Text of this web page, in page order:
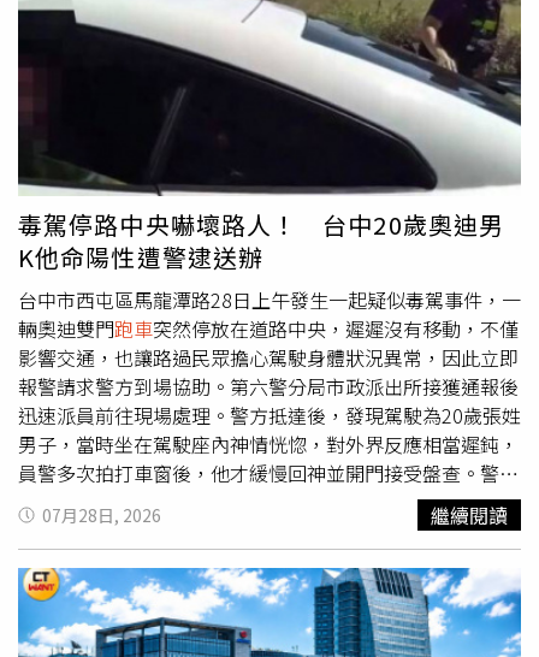
急性硬膜上出血、氣腦與眼耳出血，緊急開刀後才保住一
命，但仍對宋男造成不可回復之嚴重傷害。案經檢察官起訴
後，主嫌張敦量一、二審均遭判刑有期徒刑9年，最終放棄
上訴，並在2023年底入獄，另，共犯李韋霖、陳勁豪一審
均遭判有期徒刑4年8月，案經上訴至二審後改判有期徒刑3
年，並經最高法院撤銷發回後，更一審改判2人各有期徒刑3
年10月；全案再上訴後，最高法院31日駁回上訴，全案定
讞。然而被打的宋姓男大生至今仍受有相當嚴重之傷害，面
對全案定讞，31日宋母受訪時坦言，兒子至今對於情緒控管
與反射動作均有影響，還有慢慢復健路要走，且兒子的學業
也因此延宕，「目前還無法順利畢業」，兒子的視力目前也
有斜視問題，「可能一輩子都無法再恢復正常了，他也必須
去學習適應這樣的眼睛」。
毒駕停路中央嚇壞路人！ 台中20歲奧迪男
K他命陽性遭警逮送辦
台中市西屯區馬龍潭路28日上午發生一起疑似毒駕事件，一
輛奧迪雙門跑車突然停放在道路中央，遲遲沒有移動，不僅
影響交通，也讓路過民眾擔心駕駛身體狀況異常，因此立即
報警請求警方到場協助。第六警分局市政派出所接獲通報後
迅速派員前往現場處理。警方抵達後，發現駕駛為20歲張姓
男子，當時坐在駕駛座內神情恍惚，對外界反應相當遲鈍，
員警多次拍打車窗後，他才緩慢回神並開門接受盤查。警方
觀察其精神狀況明顯異常，擔心若繼續駕駛車輛，恐危及其
他用路人的生命安全，因此依法將張男帶回派出所進一步調
查。經警方實施唾液毒品篩檢後，結果對K他命呈現陽性反
應，初步確認張男涉嫌施用毒品後駕車上路，全案依毒品危
害防制條例及相關罪嫌，移送台中地檢署偵辦。警方表示，
毒品會影響人體的判斷能力、注意力及反應速度，一旦駕駛
07月28日, 2026 繼續閱讀